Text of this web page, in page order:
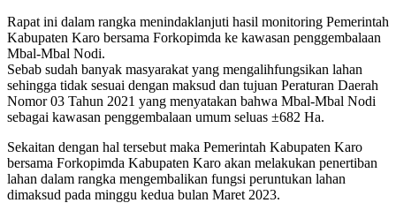
Rapat ini dalam rangka menindaklanjuti hasil monitoring Pemerintah
Kabupaten Karo bersama Forkopimda ke kawasan penggembalaan
Mbal-Mbal Nodi.
Sebab sudah banyak masyarakat yang mengalihfungsikan lahan
sehingga tidak sesuai dengan maksud dan tujuan Peraturan Daerah
Nomor 03 Tahun 2021 yang menyatakan bahwa Mbal-Mbal Nodi
sebagai kawasan penggembalaan umum seluas ±682 Ha.
Sekaitan dengan hal tersebut maka Pemerintah Kabupaten Karo
bersama Forkopimda Kabupaten Karo akan melakukan penertiban
lahan dalam rangka mengembalikan fungsi peruntukan lahan
dimaksud pada minggu kedua bulan Maret 2023.